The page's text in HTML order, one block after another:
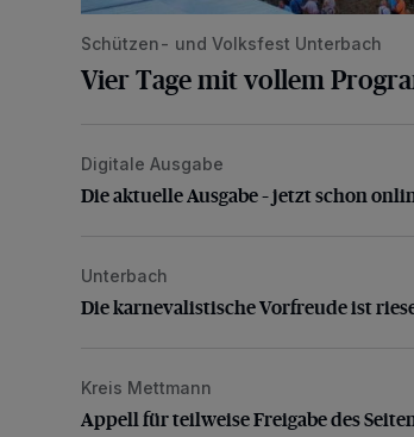
Schützen- und Volksfest Unterbach
Vier Tage mit vollem
Die aktuelle Ausgabe – jetzt schon
Digitale Ausgabe
Die aktuelle Ausgabe – jetzt schon
Die karnevalistische Vorfreude ist
Unterbach
Die karnevalistische Vorfreude ist
Appell für teilweise Freigabe des
Kreis Mettmann
Appell für teilweise Freigabe des